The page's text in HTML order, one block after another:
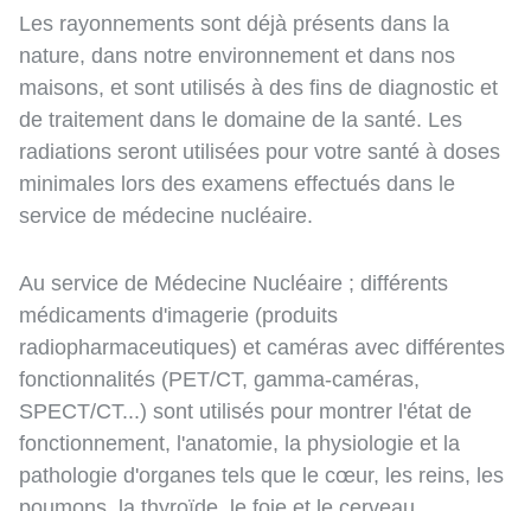
Les rayonnements sont déjà présents dans la
nature, dans notre environnement et dans nos
maisons, et sont utilisés à des fins de diagnostic et
de traitement dans le domaine de la santé. Les
radiations seront utilisées pour votre santé à doses
minimales lors des examens effectués dans le
service de médecine nucléaire.
Au service de Médecine Nucléaire ; différents
médicaments d'imagerie (produits
radiopharmaceutiques) et caméras avec différentes
fonctionnalités (PET/CT, gamma-caméras,
SPECT/CT...) sont utilisés pour montrer l'état de
fonctionnement, l'anatomie, la physiologie et la
pathologie d'organes tels que le cœur, les reins, les